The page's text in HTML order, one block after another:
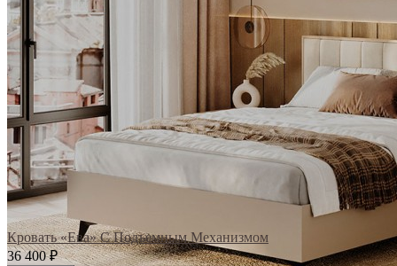
Кровать «Ева» С Подъемным Механизмом
36 400₽